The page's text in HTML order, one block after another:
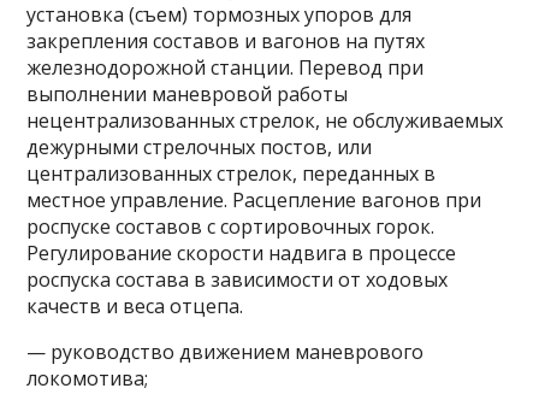
установка (съем) тормозных упоров для
закрепления составов и вагонов на путях
железнодорожной станции. Перевод при
выполнении маневровой работы
нецентрализованных стрелок, не обслуживаемых
дежурными стрелочных постов, или
централизованных стрелок, переданных в
местное управление. Расцепление вагонов при
роспуске составов с сортировочных горок.
Регулирование скорости надвига в процессе
роспуска состава в зависимости от ходовых
качеств и веса отцепа.
— руководство движением маневрового
локомотива;